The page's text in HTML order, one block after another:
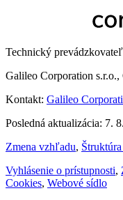
Technický
Galileo Corporation
Kontakt: Galileo
Posledná aktualizácia: 7.
Zmena vzhľadu,
Vyhlásenie o prístupnosti,
Cookies, Webové sídlo